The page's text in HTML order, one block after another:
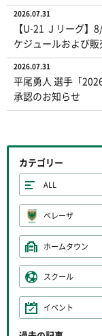
2026.07.31
【U-21 Ｊリーグ
ケジュールおよび
2026.07.31
平尾勇人 選手「
承認のお知らせ
カテゴリー
ALL
ベレーザ
ホームタウン
スクール
イベント